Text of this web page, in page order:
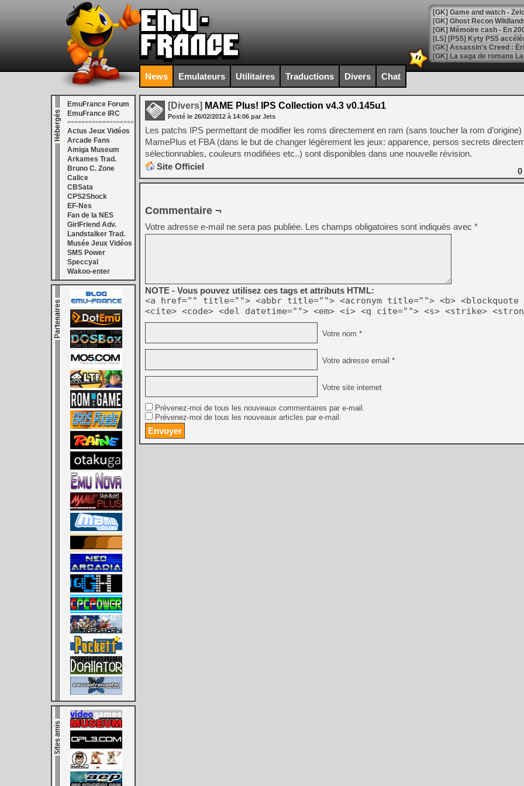
[Mo5] DOOM arrive en
[GK] Bethesda fête les 30
[GK] Roblox : l'action en
[GK] Agenda - GeForce
[GK] Devolver Digital en a
[LS] [PS5] ps5-y2jb-
[GK] Pourquoi Marvel
[GK] Test : Restory : Chill
[GK] GTA 6 : Rockstar
[GK] Hot Wheels Infinite
[GK] Mémoire cash -
[GK] Résultats Nintendo :
[GK] Déjà des
[Mo5] Brickboy cherche à
[GK] Minecraft et ses «
[GK] Beast of
[GK] Mémoire cash -
[GK] Dan Houser (GTA)
[GK] Comment EA Sports
[GK] Crimson Moon : un
[GK] Moonlighter 2 : The
[GK] Capcom relance
[Mo5] Deux inédits du
[GK] Le beat'em up The
[GK] Endless Legend 2 :
[LS] [PS5] Premiers
News Emulateurs Utilitaires Traductions Divers Chat
EmuFrance Forum
EmuFrance IRC
===================
Actus Jeux Vidéos
Arcade Fans
Amiga Museum
Arkames Trad.
Bruno C. Zone
Calice
CBSata
CPS2Shock
EF-Nes
Fan de la NES
GirlFriend Adv.
Landstalker Trad.
Musée Jeux Vidéos
SMS Power
Speccyal
Wakoo-enter
[Divers] MAME Plus! IPS Collection v4.3 v0.145u1
Posté le 26/02/2012 à 14:06 par Jets
Les patchs IPS permettant de modifier les roms directement en ram (sans toucher la rom d’origine)
MamePlus et FBA (dans le but de changer légèrement les jeux: apparence, persos secrets
sélectionnables, couleurs modifiées etc..) sont disponibles dans une nouvelle révision.
Site Officiel
0
Commentaire ¬
Votre adresse e-mail ne sera pas publiée. Les champs obligatoires sont indiqués avec *
NOTE - Vous pouvez utilisez ces tags et attributs HTML:
<a href="" title=""> <abbr title=""> <acronym title=""> <b> <blockquote
<cite> <code> <del datetime=""> <em> <i> <q cite=""> <s> <strike>
Votre nom *
Votre adresse email *
Votre site internet
Prévenez-moi de tous les nouveaux commentaires par e-mail.
Prévenez-moi de tous les nouveaux articles par e-mail.